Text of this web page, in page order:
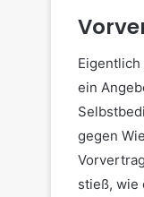
ein
gegen
stieß, wie